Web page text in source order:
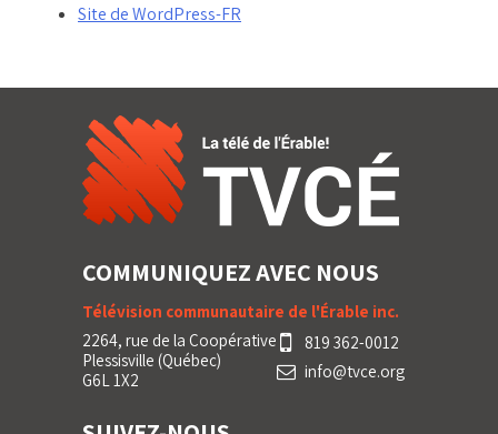
Site de WordPress-FR
COMMUNIQUEZ AVEC NOUS
Télévision communautaire de l'Érable inc.
2264, rue de la Coopérative
Plessisville (Québec)
G6L 1X2
819 362-0012
info@tvce.org